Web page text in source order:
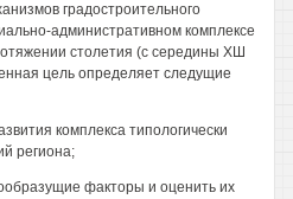
градостроительного
административном комплексе
столетия (с середины ХШ
цель определяет следущие
комплекса типологически
региона;
факторы и оценить их